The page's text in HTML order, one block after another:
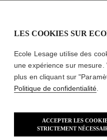
au panier
LES COOKIES SUR
Ecole Lesage utilise des
une expérience sur
plus en cliquant sur
Politique de confidentialité
ACCEPTER LES
STRICTEMENT